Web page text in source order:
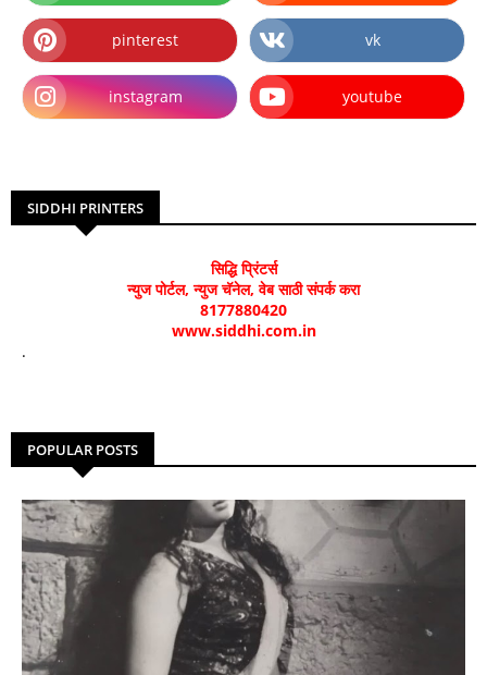
pinterest vk
instagram youtube
SIDDHI PRINTERS
सिद्धि प्रिंटर्स
न्युज पोर्टल, न्युज चॅनेल, वेब साठी संपर्क करा
8177880420
www.siddhi.com.in
.
POPULAR POSTS